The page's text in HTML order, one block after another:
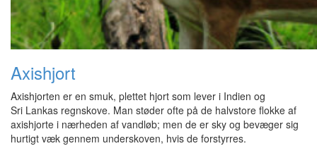
Axishjort
Axishjorten er en smuk, plettet hjort som lever i Indien og
Sri Lankas regnskove. Man støder ofte på de halvstore flokke af
axishjorte i nærheden af vandløb; men de er sky og bevæger sig
hurtigt væk gennem underskoven, hvis de forstyrres.